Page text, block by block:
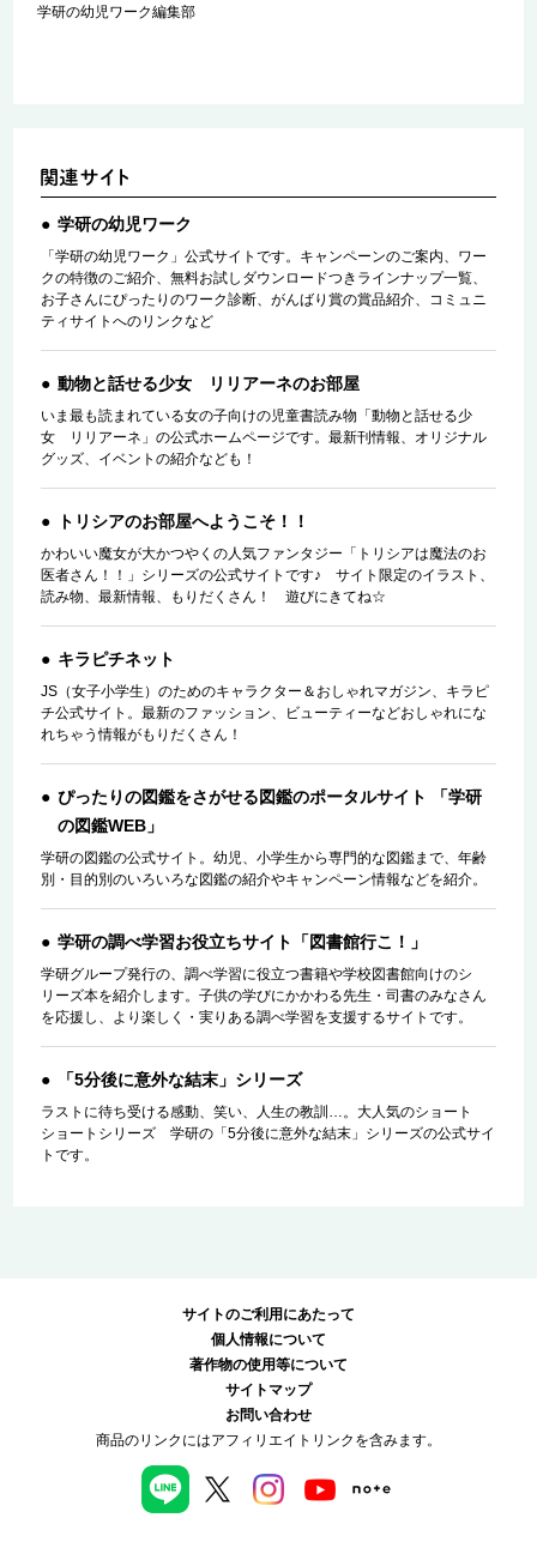
学研の幼児ワーク編集部
学研の幼児ワーク
「学研の幼児ワーク」公式サイトです。キャンペーンのご案内、ワー
クの特徴のご紹介、無料お試しダウンロードつきラインナップ一覧、
お子さんにぴったりのワーク診断、がんばり賞の賞品紹介、コミュニ
ティサイトへのリンクなど
動物と話せる少女 リリアーネのお部屋
いま最も読まれている女の子向けの児童書読み物「動物と話せる少
女 リリアーネ」の公式ホームページです。最新刊情報、オリジナル
グッズ、イベントの紹介なども！
トリシアのお部屋へようこそ！！
かわいい魔女が大かつやくの人気ファンタジー「トリシアは魔法のお
医者さん！！」シリーズの公式サイトです♪ サイト限定のイラスト、
読み物、最新情報、もりだくさん！ 遊びにきてね☆
キラピチネット
JS（女子小学生）のためのキャラクター＆おしゃれマガジン、キラピ
チ公式サイト。最新のファッション、ビューティーなどおしゃれにな
れちゃう情報がもりだくさん！
ぴったりの図鑑をさがせる図鑑のポータルサイト 「学研
の図鑑WEB」
学研の図鑑の公式サイト。幼児、小学生から専門的な図鑑まで、年齢
別・目的別のいろいろな図鑑の紹介やキャンペーン情報などを紹介。
学研の調べ学習お役立ちサイト「図書館行こ！」
学研グループ発行の、調べ学習に役立つ書籍や学校図書館向けのシ
リーズ本を紹介します。子供の学びにかかわる先生・司書のみなさん
を応援し、より楽しく・実りある調べ学習を支援するサイトです。
「5分後に意外な結末」シリーズ
ラストに待ち受ける感動、笑い、人生の教訓…。大人気のショート
ショートシリーズ 学研の「5分後に意外な結末」シリーズの公式サイ
トです。
サイトのご利用にあたって
個人情報について
著作物の使用等について
サイトマップ
お問い合わせ
商品のリンクにはアフィリエイトリンクを含みます。